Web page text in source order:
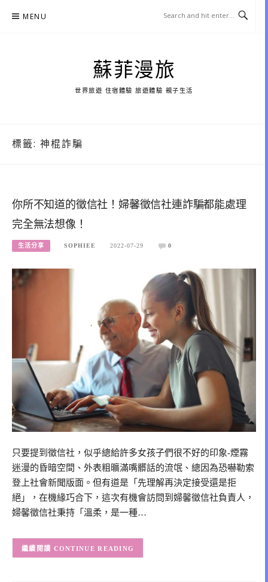
MENU
蘇菲漫旅
世界旅遊 住宿體驗 旅遊體驗 親子生活
標籤: 神棍詐騙
你所不知道的徵信社！婦馨徵信社連詐騙都能處理
完全無法想像！
生活分享 SOPHIEE 2022-07-29 0
只要提到徵信社，似乎總給許多女孩子們很不好的印象-煙霧
迷漫的昏暗空間、外表粗曠滿嘴髒話的流氓、總因為恐嚇勒索
登上社會新聞版面。但有道是「先理解再決定接受還是拒
絕」，在機緣巧合下，這次有機會訪問到婦馨徵信社負責人，
婦馨徵信社秉持「溫柔，是一種…
CONTINUE READING